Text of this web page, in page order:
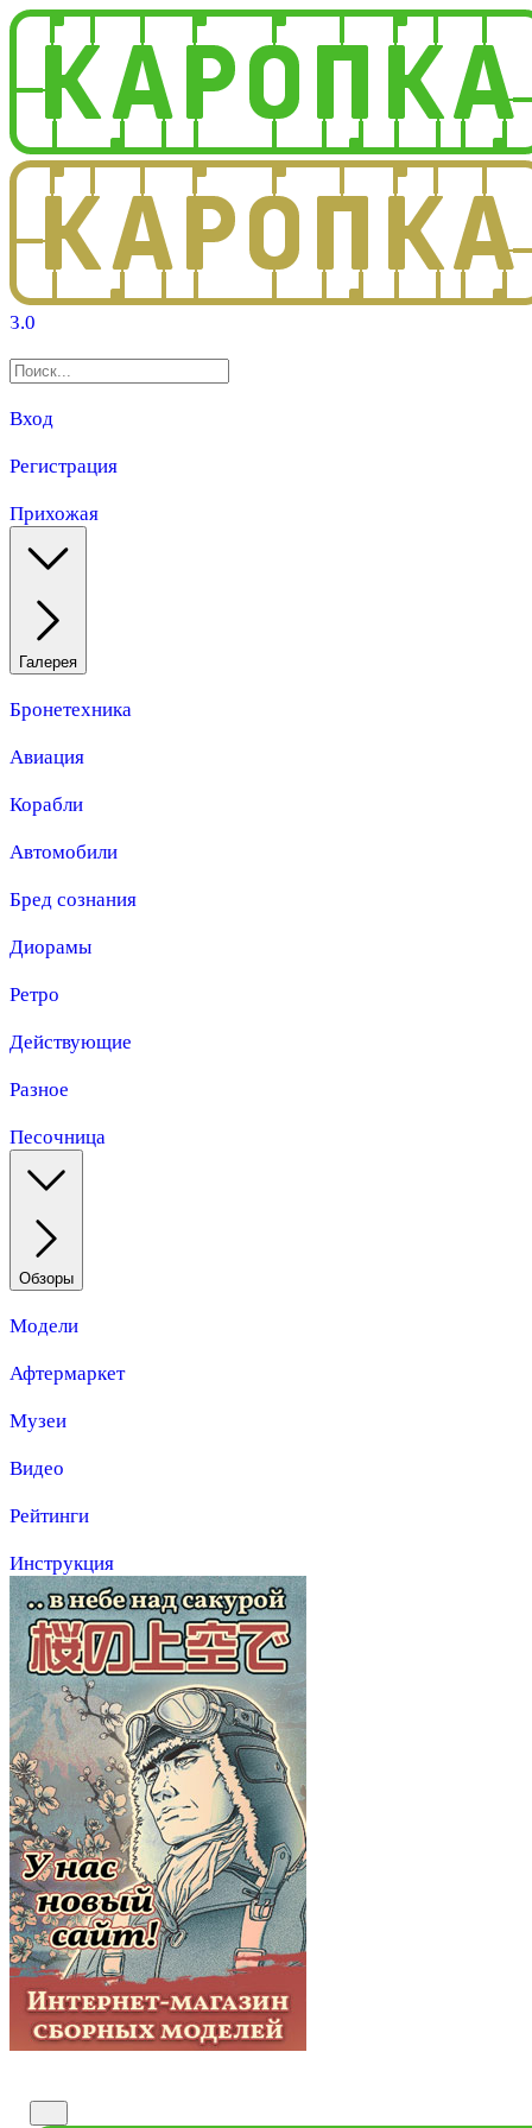
3.0
Вход
Регистрация
Прихожая
Галерея
Бронетехника
Авиация
Корабли
Автомобили
Бред сознания
Диорамы
Ретро
Действующие
Разное
Песочница
Обзоры
Модели
Афтермаркет
Музеи
Видео
Рейтинги
Инструкция